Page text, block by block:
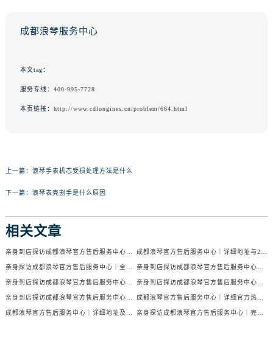
成都浪琴服务中心
本文tag：
服务专线： 400-995-7728
本页链接： http://www.cdlongines.cn/problem/664.html
上一篇： 浪琴手表机芯受损处理方法是什么
下一篇： 浪琴表壳割手是什么原因
相关文章